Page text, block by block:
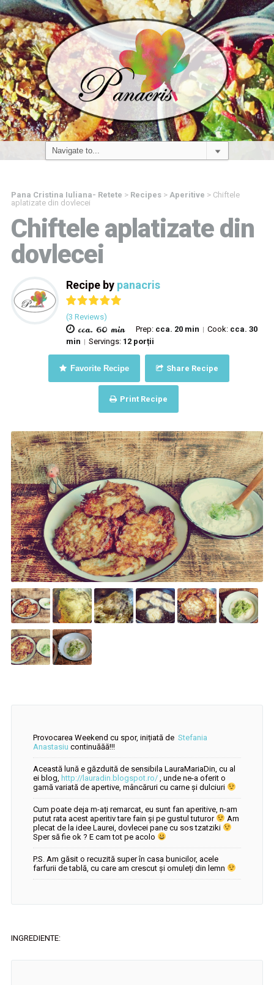
Pana Cristina Iuliana- Retete > Recipes> Aperitive > Chiftele
aplatizate din dovlecei
Chiftele aplatizate din
dovlecei
Recipe by panacris
(3 Reviews)
cca. 60 min Prep: cca. 20 min | Cook: cca. 30
min | Servings: 12 porții
Favorite Recipe Share Recipe
Print Recipe
Provocarea Weekend cu spor, inițiată de Stefania
Anastasiu continuăăă!!!
Această lună e găzduită de sensibila LauraMariaDin, cu al
ei blog, http://lauradin.blogspot.ro/, unde ne-a oferit o
gamă variată de apertive, mâncăruri cu carne și dulciuri
Cum poate deja m-ați remarcat, eu sunt fan aperitive, n-am
putut rata acest aperitiv tare fain și pe gustul tuturor
Am
plecat de la idee Laurei, dovlecei pane cu sos tzatziki
Sper să fie ok ? E cam tot pe acolo
P.S. Am găsit o recuzită super în casa bunicilor, acele
farfurii de tablă, cu care am crescut și omuleți din lemn
INGREDIENTE: